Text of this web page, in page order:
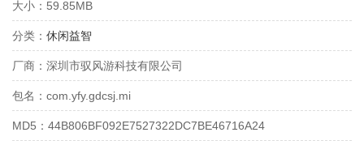
大小： 59.85MB
分类： 休闲益智
厂商： 深圳市驭风游科技有限公司
包名： com.yfy.gdcsj.mi
MD5： 44B806BF092E7527322DC7BE46716A24